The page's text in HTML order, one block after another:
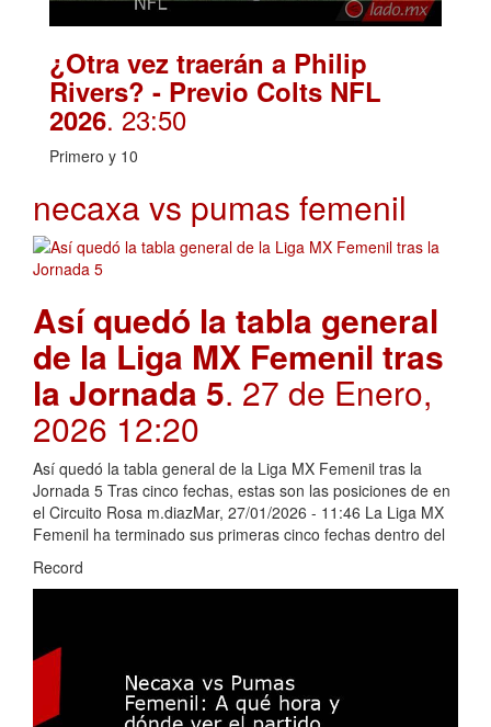
¿Otra vez traerán a Philip
Rivers? - Previo Colts NFL
2026. 23:50
Primero y 10
necaxa vs pumas femenil
Así quedó la tabla general
de la Liga MX Femenil tras
la Jornada 5. 27 de Enero,
2026 12:20
Así quedó la tabla general de la Liga MX Femenil tras la
Jornada 5 Tras cinco fechas, estas son las posiciones de en
el Circuito Rosa m.diazMar, 27/01/2026 - 11:46 La Liga MX
Femenil ha terminado sus primeras cinco fechas dentro del
Record